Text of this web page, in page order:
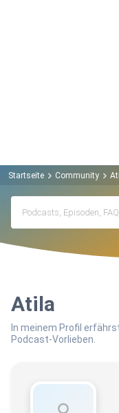
Startseite Community
Atila
In meinem Profil
Podcast-Vorlieben.